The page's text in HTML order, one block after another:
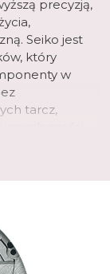
precyzją,
Seiko jest
który
w
tarcz,
przykład
jakość
w centrum
21 lat,
się hurtową i